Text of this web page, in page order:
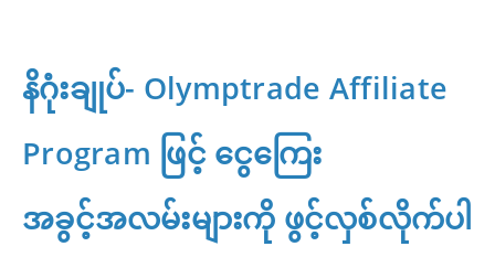
နိဂုံးချုပ်- Olymptrade Affiliate
Program ဖြင့် ငွေကြေး
အခွင့်အလမ်းများကို ဖွင့်လှစ်လိုက်ပါ